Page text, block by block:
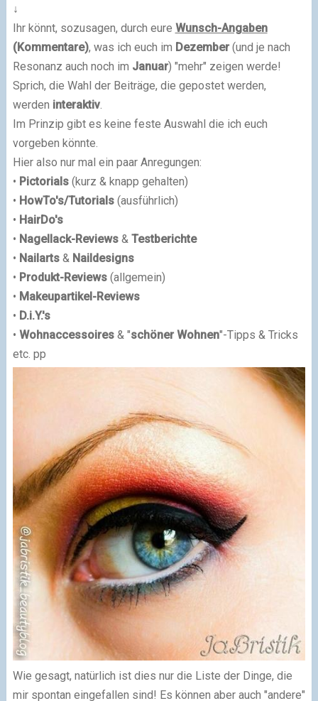
↓
Ihr könnt, sozusagen, durch eure Wunsch-Angaben
(Kommentare), was ich euch im Dezember(und je nach
Resonanz auch noch im Januar) "mehr" zeigen werde!
Sprich, die Wahl der Beiträge, die gepostet werden,
werden interaktiv.
Im Prinzip gibt es keine feste Auswahl die ich euch
vorgeben könnte.
Hier also nur mal ein paar Anregungen:
• Pictorials(kurz & knapp gehalten)
• HowTo's/Tutorials(ausführlich)
• HairDo's
• Nagellack-Reviews& Testberichte
• Nailarts& Naildesigns
• Produkt-Reviews(allgemein)
• Makeupartikel-Reviews
• D.i.Y.'s
• Wohnaccessoires& "schöner Wohnen"-Tipps & Tricks
etc. pp
Wie gesagt, natürlich ist dies nur die Liste der Dinge, die
mir spontan eingefallen sind! Es können aber auch "andere"